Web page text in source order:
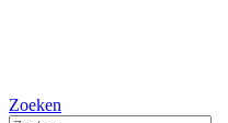
Zoeken